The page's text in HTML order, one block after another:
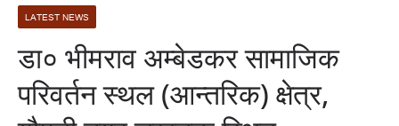
LATEST NEWS
डा० भीमराव अम्बेडकर सामाजिक
परिवर्तन स्थल (आन्तरिक) क्षेत्र,